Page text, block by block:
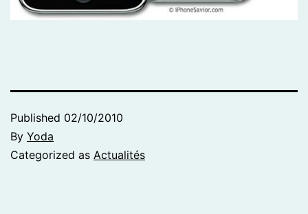
Published 02/10/2010
By Yoda
Categorized as Actualités